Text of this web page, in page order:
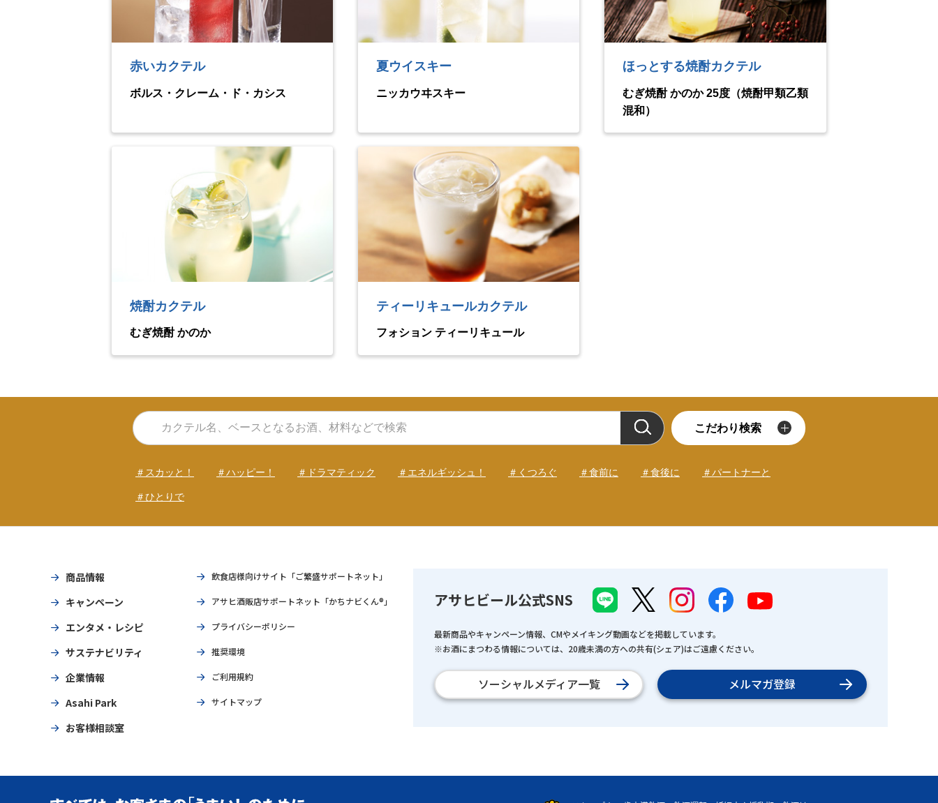
赤いカクテル
ボルス・クレーム・ド・カシス
夏ウイスキー
ニッカウヰスキー
ほっとする焼酎カクテル
むぎ焼酎 かのか 25度（焼酎甲類乙類
混和）
焼酎カクテル
むぎ焼酎 かのか
ティーリキュールカクテル
フォション ティーリキュール
こだわり検索
＃スカッと！ ＃ハッピー！ ＃ドラマティック ＃エネルギッシュ！ ＃くつろぐ ＃食前に ＃食後に ＃パートナーと
＃ひとりで
商品情報
キャンペーン
エンタメ・レシピ
サステナビリティ
企業情報
Asahi Park
お客様相談室
飲食店様向けサイト「ご繁盛サポートネット」
アサヒ酒販店サポートネット「かちナビくん®」
プライバシーポリシー
推奨環境
ご利用規約
サイトマップ
アサヒビール公式SNS
最新商品やキャンペーン情報、CMやメイキング動画などを掲載しています。
※お酒にまつわる情報については、20歳未満の方への共有(シェア)はご遠慮ください。
ソーシャルメディア一覧 メルマガ登録